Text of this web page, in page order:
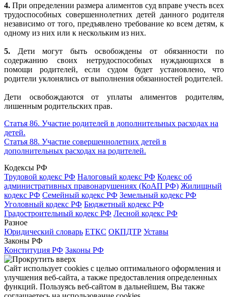
4.При определении размера алиментов суд вправе учесть всех
трудоспособных совершеннолетних детей данного родителя
независимо от того, предъявлено требование ко всем детям, к
одному из них или к нескольким из них.
5. Дети могут быть освобождены от обязанности по
содержанию своих нетрудоспособных нуждающихся в
помощи родителей, если судом будет установлено, что
родители уклонялись от выполнения обязанностей родителей.
Дети освобождаются от уплаты алиментов родителям,
лишенным родительских прав.
Статья 86. Участие родителей в дополнительных расходах на
детей.
Статья 88. Участие совершеннолетних детей в
дополнительных расходах на родителей.
Кодексы РФ
Трудовой кодекс РФ Налоговый кодекс РФ Кодекс об
административных правонарушениях (КоАП РФ) Жилищный
кодекс РФ Семейный кодекс РФ Земельный кодекс РФ
Уголовный кодекс РФ Бюджетный кодекс РФ
Градостроительный кодекс РФ Лесной кодекс РФ
Разное
Юридический словарь ЕТКС ОКПДТР Уставы
Законы РФ
Конституция РФ Законы РФ
Сайт использует cookies с целью оптимального оформления и
улучшения веб-сайта, а также предоставления определенных
функций. Пользуясь веб-сайтом в дальнейшем, Вы также